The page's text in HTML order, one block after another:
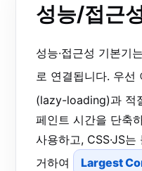
성능/접근
성능·접근성 기본기
로 연결됩니다. 우선
(lazy-loading)과 적
페인트 시간을 단축
사용하고, CSS·JS
거하여
Largest